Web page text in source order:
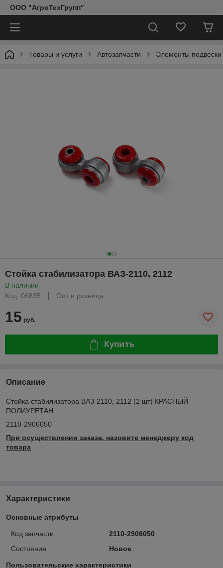
ООО "АгроТехГрупп"
Товары и услуги Автозапчасти Элементы подвески
Стойка стабилизатора ВАЗ-2110, 2112
В наличии
Код: 06835
Опт и розница
15 руб.
Купить
Описание
Стойка стабилизатора ВАЗ-2110, 2112 (2 шт) КРАСНЫЙ
ПОЛИУРЕТАН
2110-2906050
При осуществлении заказа, назовите менеджеру код
товара
Характеристики
Основные атрибуты
Код запчасти
2110-2906050
Состояние
Новое
Пользовательские характеристики